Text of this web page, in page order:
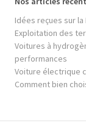
Idées reçues sur
Exploitation des
Voitures à
performances
Voiture électrique
Comment bien